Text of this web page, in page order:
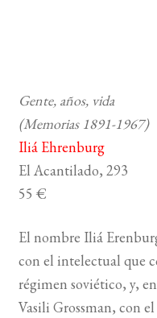
Gente, años, vida
(Memorias 1891-1967)
Iliá Ehrenburg
El Acantilado, 293
55 €
El nombre Iliá
con el intelectual que
régimen soviético, y,
Vasili Grossman, con